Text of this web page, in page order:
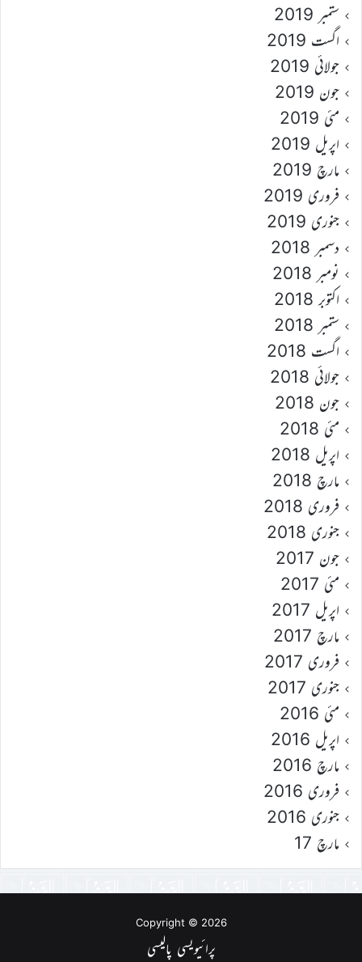
ستمبر 2019
اگست 2019
جولائی 2019
جون 2019
مئی 2019
اپریل 2019
مارچ 2019
فروری 2019
جنوری 2019
دسمبر 2018
نومبر 2018
اکتوبر 2018
ستمبر 2018
اگست 2018
جولائی 2018
جون 2018
مئی 2018
اپریل 2018
مارچ 2018
فروری 2018
جنوری 2018
جون 2017
مئی 2017
اپریل 2017
مارچ 2017
فروری 2017
جنوری 2017
مئی 2016
اپریل 2016
مارچ 2016
فروری 2016
جنوری 2016
مارچ 17
Copyright © 2026
پرائیویسی پالیسی